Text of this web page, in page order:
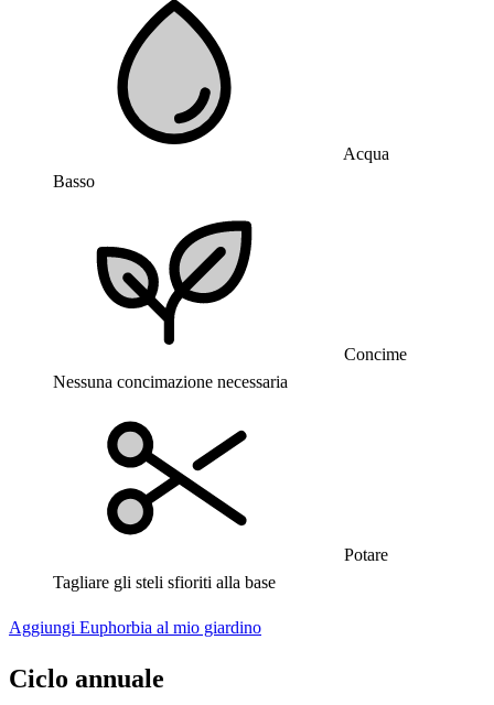
Acqua
Basso
Concime
Nessuna concimazione necessaria
Potare
Tagliare gli steli sfioriti alla base
Aggiungi Euphorbia al mio giardino
Ciclo annuale